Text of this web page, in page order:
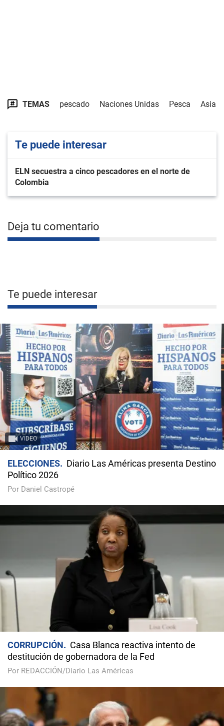
TEMAS pescado Naciones Unidas Pesca Asia
Te puede interesar
ELN secuestra a cinco pescadores en el norte de
Colombia
Deja tu comentario
Te puede interesar
VIDEO
ELECCIONES
Diario Las Américas presenta Destino
Político 2026
Por Daniel Castropé
CORRUPCIÓN
Casa Blanca reactiva intento de
destitución de gobernadora de la Fed
Por REDACCIÓN/Diario Las Américas